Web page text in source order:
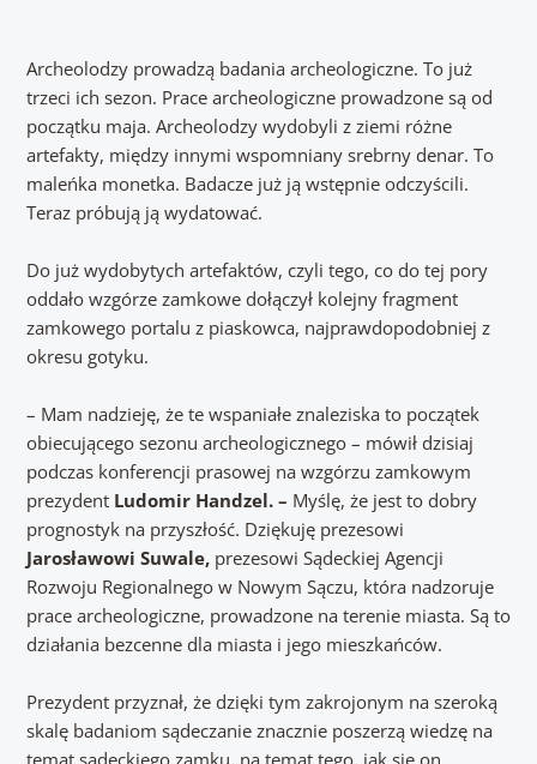
Archeolodzy prowadzą badania archeologiczne. To już
trzeci ich sezon. Prace archeologiczne prowadzone są od
początku maja. Archeolodzy wydobyli z ziemi różne
artefakty, między innymi wspomniany srebrny denar. To
maleńka monetka. Badacze już ją wstępnie odczyścili.
Teraz próbują ją wydatować.
Do już wydobytych artefaktów, czyli tego, co do tej pory
oddało wzgórze zamkowe dołączył kolejny fragment
zamkowego portalu z piaskowca, najprawdopodobniej z
okresu gotyku.
– Mam nadzieję, że te wspaniałe znaleziska to początek
obiecującego sezonu archeologicznego – mówił dzisiaj
podczas konferencji prasowej na wzgórzu zamkowym
prezydent Ludomir Handzel. – Myślę, że jest to dobry
prognostyk na przyszłość. Dziękuję prezesowi
Jarosławowi Suwale, prezesowi Sądeckiej Agencji
Rozwoju Regionalnego w Nowym Sączu, która nadzoruje
prace archeologiczne, prowadzone na terenie miasta. Są to
działania bezcenne dla miasta i jego mieszkańców.
Prezydent przyznał, że dzięki tym zakrojonym na szeroką
skalę badaniom sądeczanie znacznie poszerzą wiedzę na